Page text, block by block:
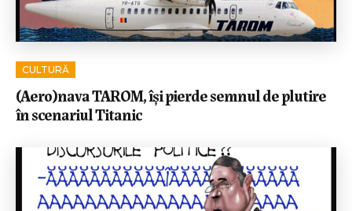
CULTURĂ
(Aero)nava TAROM, își pierde semnul de plutire
în scenariul Titanic